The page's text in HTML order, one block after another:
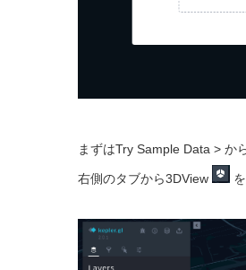
まずはTry Sample Data > か
右側のタブから3DView